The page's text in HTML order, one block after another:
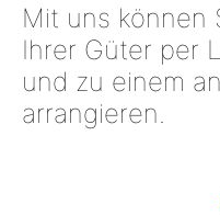
Mit uns können
Ihrer Güter per
und zu einem
arrangieren.